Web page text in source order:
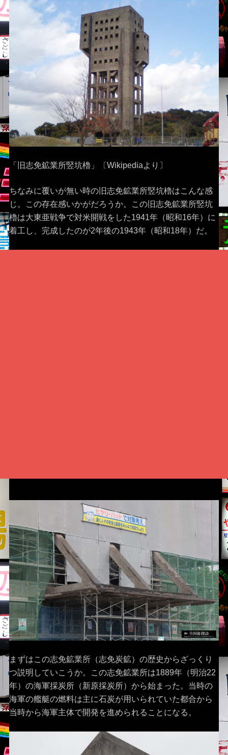
「旧志免鉱業所竪坑櫓」〔Wikipediaより〕
ちなみに覆いが無い時の旧志免鉱業所竪坑櫓はこんな感
じ。この存在感いかがだろうか。この旧志免鉱業所竪坑
櫓は大東亜戦争で対米開戦をした1941年（昭和16年）に
着工し、完成したのが2年後の1943年（昭和18年）だ。
まずはこの志免鉱業所（志免炭鉱）の歴史からざっくり
つ説明していこうか。この志免鉱業所は1889年（明治22
年）の海軍採炭所（新原採炭所）から始まった。当時の
海軍の艦艇の燃料は主に石炭が用いられていた都合から
当時から海軍主体で開発を進められることになる。